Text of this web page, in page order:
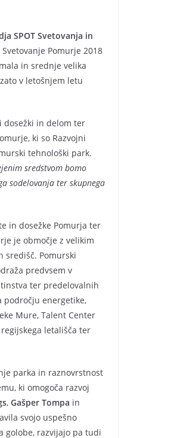
SPOT Svetovanja in
Pomurje 2018
in srednje velika
v letošnjem letu
dosežki in delom ter
ki so Razvojni
tehnološki park.
sredstvom bomo
sodelovanja ter skupnega
in dosežke Pomurja ter
je območje z velikim
središč. Pomurski
predvsem v
ter predelovalnih
področju energetike,
Mure, Talent Center
letališča ter
parka in raznovrstnost
ki omogoča razvoj
, Gašper Tompa in
svojo uspešno
golobe, razvijajo pa tudi